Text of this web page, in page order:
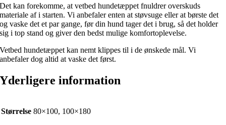
Det kan forekomme, at vetbed hundetæppet fnuldrer overskuds
materiale af i starten. Vi anbefaler enten at støvsuge eller at børste det
og vaske det et par gange, før din hund tager det i brug, så det holder
sig i top stand og giver den bedst mulige komfortoplevelse.
Vetbed hundetæppet kan nemt klippes til i de ønskede mål. Vi
anbefaler dog altid at vaske det først.
Yderligere information
Størrelse 80×100, 100×180